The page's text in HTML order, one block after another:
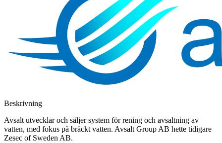
Beskrivning
Avsalt utvecklar och säljer system för rening och avsaltning av
vatten, med fokus på bräckt vatten. Avsalt Group AB hette tidigare
Zesec of Sweden AB.